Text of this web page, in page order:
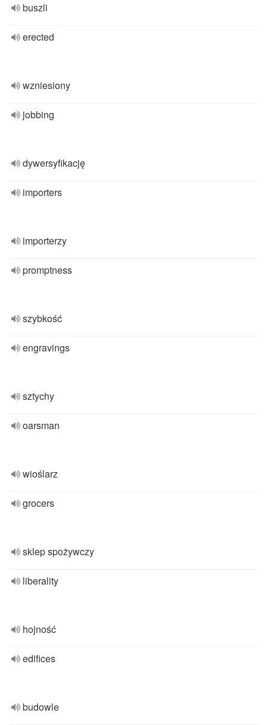
buszli
erected
wzniesiony
jobbing
dywersyfikację
importers
importerzy
promptness
szybkość
engravings
sztychy
oarsman
wioślarz
grocers
sklep spożywczy
liberality
hojność
edifices
budowle